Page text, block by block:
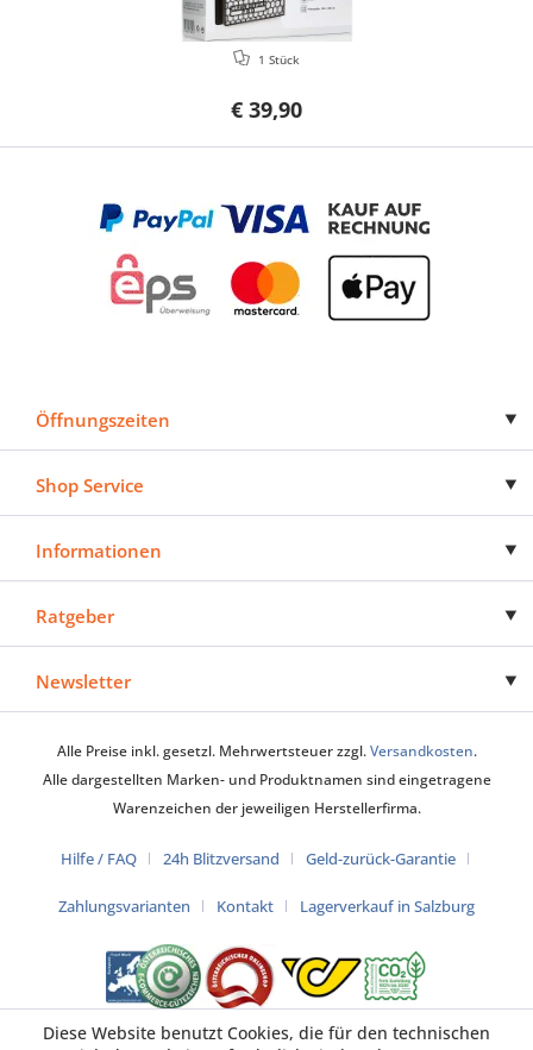
€ 39,90
1 Stück
Öffnungszeiten
Shop Service
Informationen
Ratgeber
Newsletter
Alle Preise inkl. gesetzl. Mehrwertsteuer zzgl.Versandkosten.
Alle dargestellten Marken- und Produktnamen sind eingetragene
Warenzeichen der jeweiligen Herstellerfirma.
Hilfe / FAQ 24h Blitzversand Geld-zurück-Garantie
Zahlungsvarianten Kontakt Lagerverkauf in Salzburg
Diese Website benutzt Cookies, die für den technischen